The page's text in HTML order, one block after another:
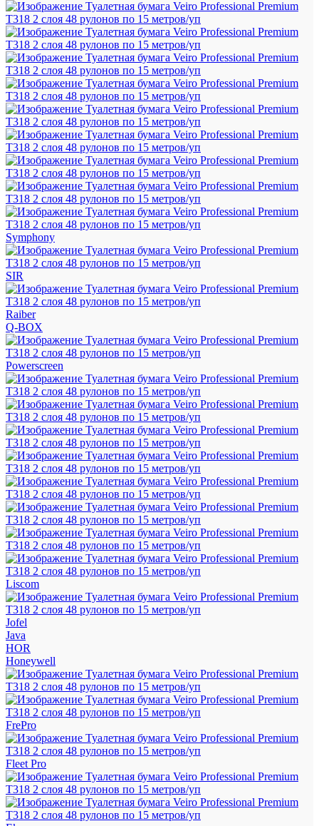
Symphony
SIR
Raiber
Q-BOX
Powerscreen
Liscom
Jofel
Java
HOR
Honeywell
FrePro
Fleet Pro